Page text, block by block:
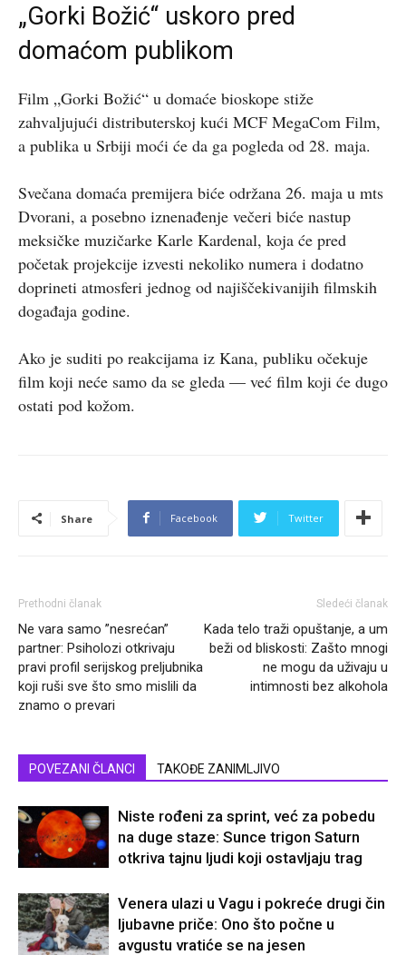
„Gorki Božić“ uskoro pred
domaćom publikom
Film „Gorki Božić“ u domaće bioskope stiže
zahvaljujući distributerskoj kući MCF MegaCom Film,
a publika u Srbiji moći će da ga pogleda od 28. maja.
Svečana domaća premijera biće održana 26. maja u mts
Dvorani, a posebno iznenađenje večeri biće nastup
meksičke muzičarke Karle Kardenal, koja će pred
početak projekcije izvesti nekoliko numera i dodatno
doprineti atmosferi jednog od najiščekivanijih filmskih
događaja godine.
Ako je suditi po reakcijama iz Kana, publiku očekuje
film koji neće samo da se gleda — već film koji će dugo
ostati pod kožom.
Share Facebook Twitter
Prethodni članak
Ne vara samo ”nesrećan”
partner: Psiholozi otkrivaju
pravi profil serijskog preljubnika
koji ruši sve što smo mislili da
znamo o prevari
Sledeći članak
Kada telo traži opuštanje, a um
beži od bliskosti: Zašto mnogi
ne mogu da uživaju u
intimnosti bez alkohola
POVEZANI ČLANCI TAKOĐE ZANIMLJIVO
Niste rođeni za sprint, već za pobedu
na duge staze: Sunce trigon Saturn
otkriva tajnu ljudi koji ostavljaju trag
Venera ulazi u Vagu i pokreće drugi čin
ljubavne priče: Ono što počne u
avgustu vratiće se na jesen